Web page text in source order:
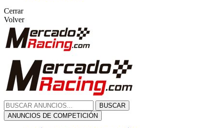
Cerrar
Volver
BUSCAR
ANUNCIOS DE COMPETICIÓN